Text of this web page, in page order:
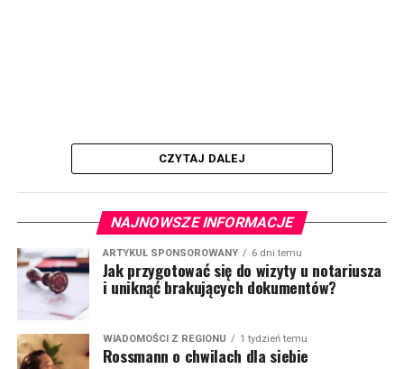
CZYTAJ DALEJ
NAJNOWSZE INFORMACJE
ARTYKUŁ SPONSOROWANY 6 dni temu
Jak przygotować się do wizyty u notariusza
i uniknąć brakujących dokumentów?
WIADOMOŚCI Z REGIONU 1 tydzień temu
Rossmann o chwilach dla siebie